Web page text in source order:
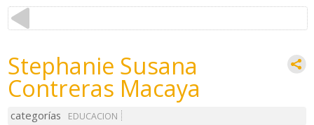
Stephanie Susana
Contreras Macaya
categorías
EDUCACION